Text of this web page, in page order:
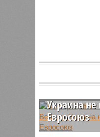
Виктор
Украина не
Евросоюз
Венгерский